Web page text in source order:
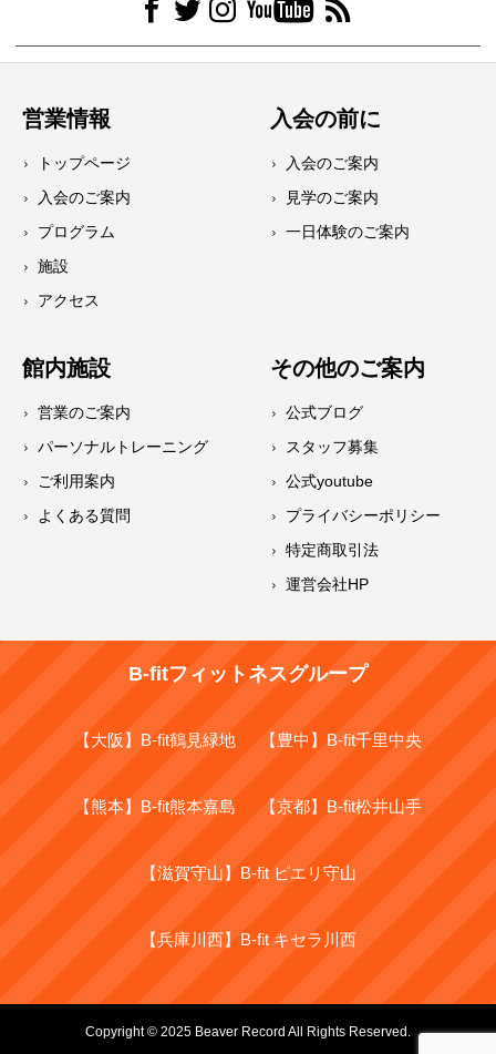
営業情報
トップページ
入会のご案内
プログラム
施設
アクセス
入会の前に
入会のご案内
見学のご案内
一日体験のご案内
館内施設
営業のご案内
パーソナルトレーニング
ご利用案内
よくある質問
その他のご案内
公式ブログ
スタッフ募集
公式youtube
プライバシーポリシー
特定商取引法
運営会社HP
B-fitフィットネスグループ
【大阪】B-fit鶴見緑地 【豊中】B-fit千里中央
【熊本】B-fit熊本嘉島 【京都】B-fit松井山手
【滋賀守山】B-fit ピエリ守山
【兵庫川西】B-fit キセラ川西
Copyright © 2025 Beaver Record All Rights Reserved.